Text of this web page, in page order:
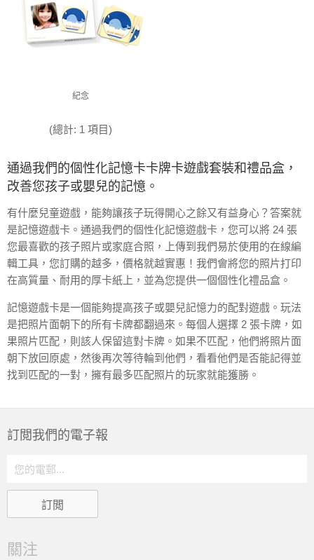
紀念
(總計: 1 項目)
通過我們的個性化記憶卡卡牌卡遊戲套裝和禮品盒，
改善您孩子或嬰兒的記憶。
有什麼兒童遊戲，能夠讓孩子玩得開心之餘又有益身心？答案就
是記憶遊戲卡。通過我們的個性化記憶遊戲卡，您可以將 24 張
您最喜歡的孩子照片或家庭合照，上傳到我們易於使用的在線編
輯工具，您訂購的越多，價格就越實惠！我們會將您的照片打印
在高質量、耐用的厚卡紙上，並為您提供一個個性化禮品盒。
記憶遊戲卡是一個能夠提高孩子或嬰兒記憶力的配對遊戲。玩法
是把照片面朝下的所有卡牌都翻過來。每個人選擇 2 張卡牌，如
果照片匹配，則該人保留這對卡牌。如果不匹配，他們將照片面
朝下放回原處，然後再次等待輪到他們，看看他們是否能記得並
找到匹配的一對，擁有最多匹配照片的玩家就能獲勝。
訂閲我們的電子報
關注